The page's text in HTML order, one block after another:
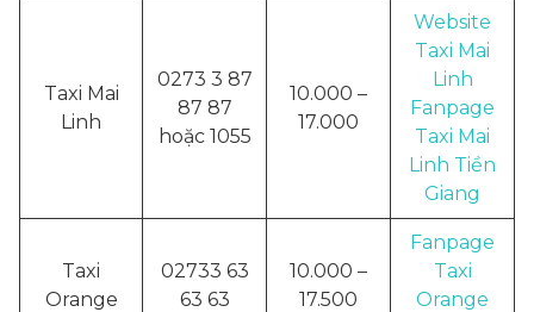
Taxi Mai
Linh
0273 3 87
87 87
hoặc 1055
10.000 –
17.000
Website
Taxi Mai
Linh
Fanpage
Taxi Mai
Linh Tiền
Giang
Taxi
Orange
02733 63
63 63
10.000 –
17.500
Fanpage
Taxi
Orange